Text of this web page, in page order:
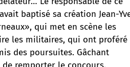
baptisé sa création Jean-
qui met en scène les
les militaires, qui ont proféré
des poursuites. Gâchant